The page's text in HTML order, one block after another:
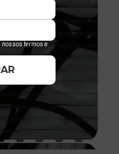
Frontais E Aba
E Traseiros 100%